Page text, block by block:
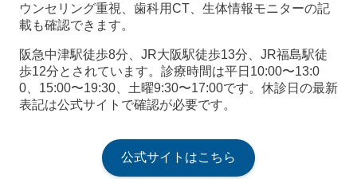
ウンセリング重視、歯科用CT、生体情報モニターの記
載も確認できます。
阪急中津駅徒歩8分、JR大阪駅徒歩13分、JR福島駅徒
歩12分とされています。診療時間は平日10:00〜13:0
0、15:00〜19:30、土曜9:30〜17:00です。休診日の最新
表記は公式サイトで確認が必要です。
公式サイトはこちら